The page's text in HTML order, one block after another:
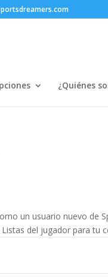
¿Quiénes
un usuario nuevo de
del jugador para tu